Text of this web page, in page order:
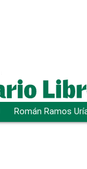
Román Ramos